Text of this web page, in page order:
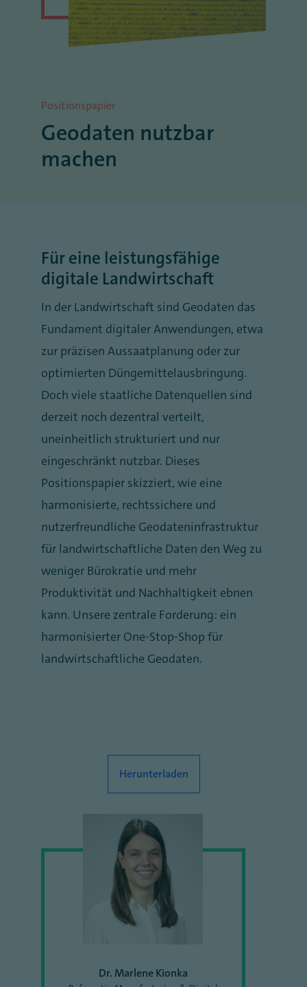
Positionspapier
Geodaten nutzbar
machen
Für eine leistungsfähige
digitale Landwirtschaft
In der Landwirtschaft sind Geodaten das
Fundament digitaler Anwendungen, etwa
zur präzisen Aussaatplanung oder zur
optimierten Düngemittelausbringung.
Doch viele staatliche Datenquellen sind
derzeit noch dezentral verteilt,
uneinheitlich strukturiert und nur
eingeschränkt nutzbar. Dieses
Positionspapier skizziert, wie eine
harmonisierte, rechtssichere und
nutzerfreundliche Geodateninfrastruktur
für landwirtschaftliche Daten den Weg zu
weniger Bürokratie und mehr
Produktivität und Nachhaltigkeit ebnen
kann. Unsere zentrale Forderung: ein
harmonisierter One-Stop-Shop für
landwirtschaftliche Geodaten.
Herunterladen
Dr. Marlene Kionka